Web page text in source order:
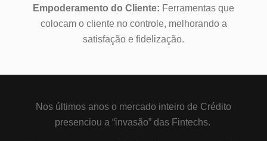
Empoderamento do Cliente: Ferramentas que
colocam o cliente no controle, melhorando a
satisfação e fidelização.
Nos últimos anos o mercado inteiro de Crédito
presenciou a “invasão” das Fintechs.